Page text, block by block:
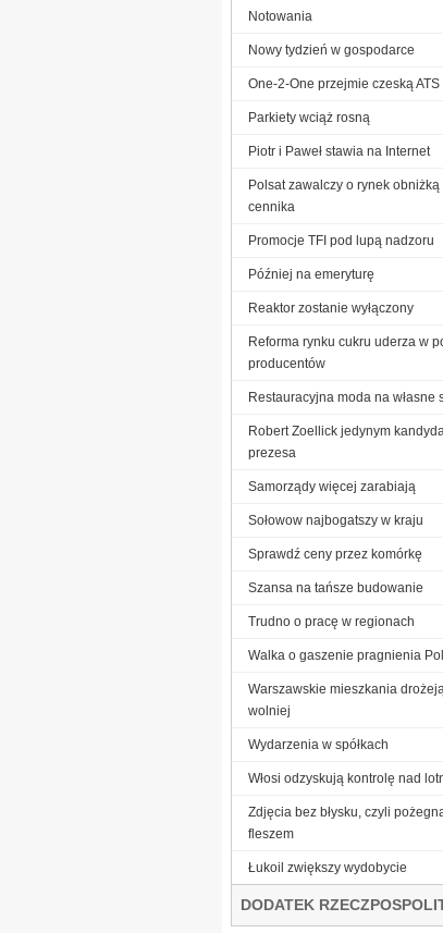
Notowania
Nowy tydzień w gospodarce
One-2-One przejmie czeską ATS
Parkiety wciąż rosną
Piotr i Paweł stawia na Internet
Polsat zawalczy o rynek obniżką
cennika
Promocje TFI pod lupą nadzoru
Później na emeryturę
Reaktor zostanie wyłączony
Reforma rynku cukru uderza w
producentów
Restauracyjna moda na własne
Robert Zoellick jedynym
prezesa
Samorządy więcej zarabiają
Sołowow najbogatszy w kraju
Sprawdź ceny przez komórkę
Szansa na tańsze budowanie
Trudno o pracę w regionach
Walka o gaszenie pragnienia
Warszawskie mieszkania drożeją
wolniej
Wydarzenia w spółkach
Włosi odzyskują kontrolę nad
Zdjęcia bez błysku, czyli
fleszem
Łukoil zwiększy wydobycie
DODATEK